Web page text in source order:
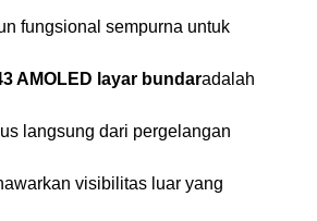
fungsional sempurna untuk
AMOLED layar bundaradalah
langsung dari pergelangan
visibilitas luar yang